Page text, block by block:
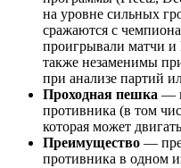
на уровне сильных
сражаются с
проигрывали матчи
также незаменимы
при анализе партий
Проходная пешка —
противника (в том
которая может
Преимущество —
противника в одном